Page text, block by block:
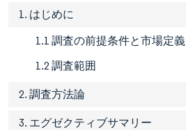
1. はじめに
1.1 調査の前提条件と市場定義
1.2 調査範囲
2. 調査方法論
3. エグゼクティブサマリー